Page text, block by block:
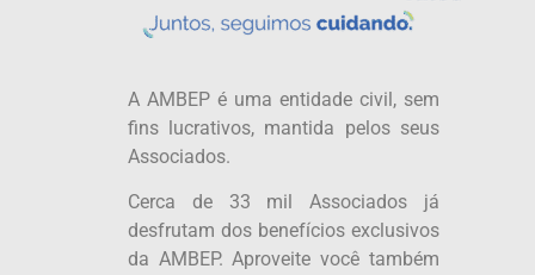
A AMBEP é uma entidade civil, sem
fins lucrativos, mantida pelos seus
Associados.
Cerca de 33 mil Associados já
desfrutam dos benefícios exclusivos
da AMBEP. Aproveite você também